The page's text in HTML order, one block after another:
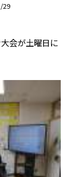
29
大会が土曜日に